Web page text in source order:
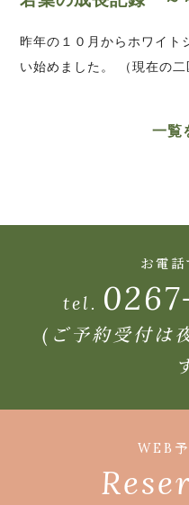
昨年の１０月からホワイト
い始めました。 （現在の
一覧
お電
tel.
(ご予約受付は
WEB